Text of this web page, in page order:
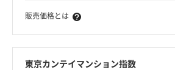
販売価格とは
東京カンテイマンション指数